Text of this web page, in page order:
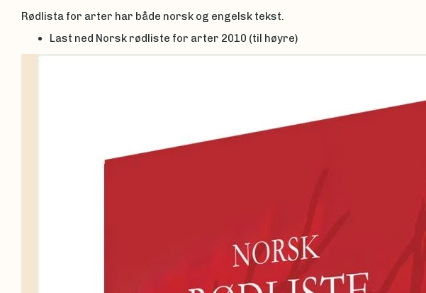
Rødlista for arter har både norsk og engelsk tekst.
Last ned Norsk rødliste for arter 2010 (til høyre)